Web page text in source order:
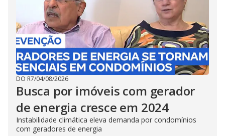
DO R7/04/08/2026
Busca por imóveis com gerador
de energia cresce em 2024
Instabilidade climática eleva demanda por condomínios
com geradores de energia